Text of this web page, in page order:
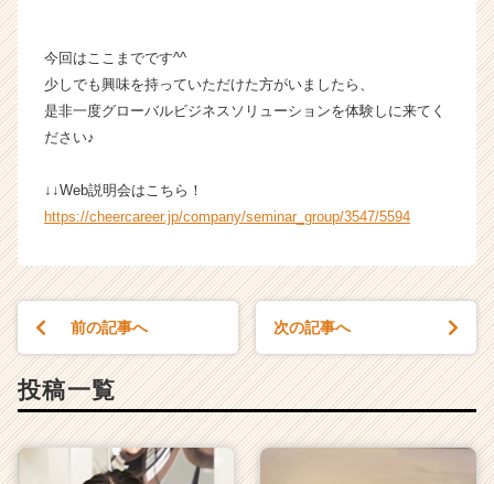
カ
ウ
ト
就
活
イ
キ
リ
（C
今回はここまでです^^
少しでも興味を持っていただけた方がいましたら、
是非一度グローバルビジネスソリューションを体験しに来てく
ださい♪
↓↓Web説明会はこちら！
https://cheercareer.jp/company/seminar_group/3547/5594
前の記事へ 次の記事へ
投稿一覧